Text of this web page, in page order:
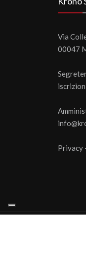
Via
00047
Privacy